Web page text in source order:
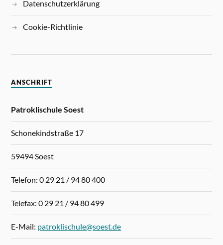
Datenschutzerklärung
Cookie-Richtlinie
ANSCHRIFT
Patroklischule Soest
Schonekindstraße 17
59494 Soest
Telefon: 0 29 21 / 94 80 400
Telefax: 0 29 21 / 94 80 499
E-Mail: patroklischule@soest.de